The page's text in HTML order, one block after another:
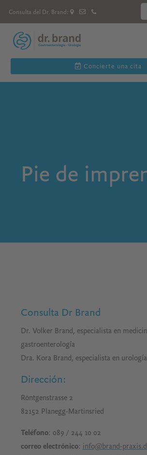
Consulta del Dr. Brand:
Concierte una cita
Pie de
Consulta Dr Brand
Dr. Volker Brand, especialista en
gastroenterología
Dra. Kora Brand, especialista en urología
Dirección:
Röntgenstrasse 2
82152 Planegg-Martinsried
Teléfono: 089 / 244 10 02
correo electrónico: info@brand-